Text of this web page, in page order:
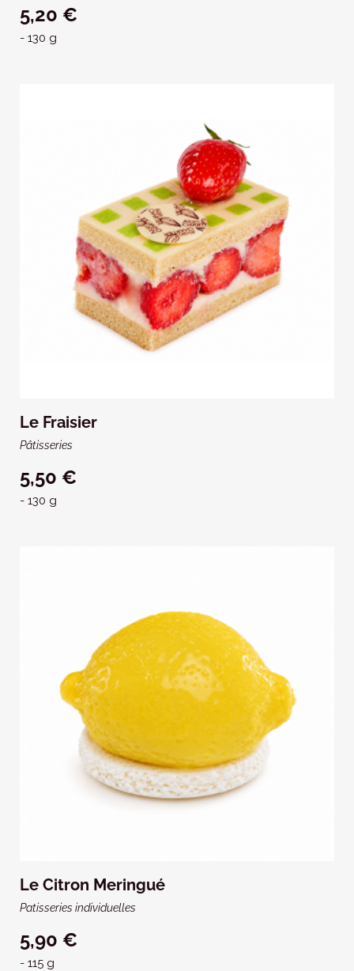
5,20 €
- 130 g
Le Fraisier
Pâtisseries
5,50 €
- 130 g
Le Citron Meringué
Patisseries individuelles
5,90 €
- 115 g